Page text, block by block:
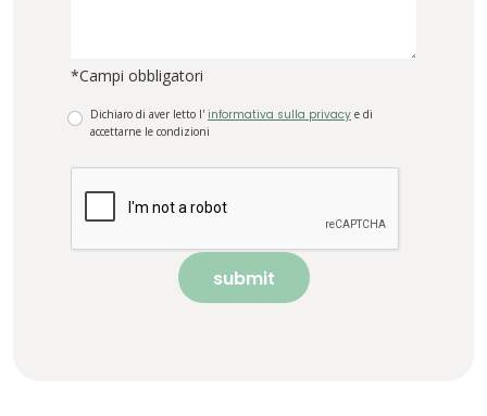
*Campi obbligatori
Dichiaro di aver letto l' informativa sulla privacy e di
accettarne le condizioni
submit